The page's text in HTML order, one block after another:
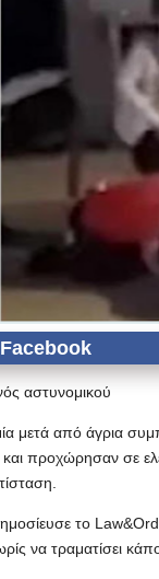
αστυνομικού
μετά από άγρια
και προχώρησαν σε
το
να τραματίσει